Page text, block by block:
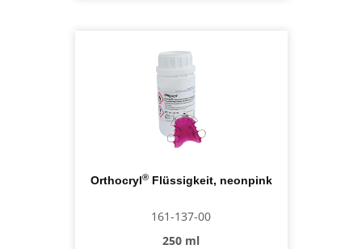
Orthocryl®Flüssigkeit, neonpink
161-137-00
250 ml